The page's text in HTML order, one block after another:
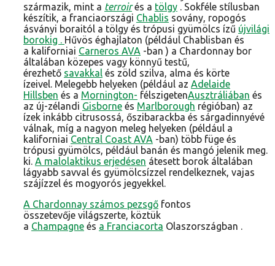
származik, mint a terroirés a tölgy . Sokféle stílusban
készítik, a franciaországi Chablis sovány, ropogós
ásványi boraitól a tölgy és trópusi gyümölcs ízű újvilági
borokig . Hűvös éghajlaton (például Chablisban és
a kaliforniai Carneros AVA -ban ) a Chardonnay bor
általában közepes vagy könnyű testű,
érezhető savakkal és zöld szilva, alma és körte
ízeivel. Melegebb helyeken (például az Adelaide
Hillsben és a Mornington- félszigetenAusztráliában és
az új-zélandi Gisborne és Marlborough régióban) az
ízek inkább citrusossá, őszibarackba és sárgadinnyévé
válnak, míg a nagyon meleg helyeken (például a
kaliforniai Central Coast AVA -ban) több füge és
trópusi gyümölcs, például banán és mangó jelenik meg.
ki. A malolaktikus erjedésen átesett borok általában
lágyabb savval és gyümölcsízzel rendelkeznek, vajas
szájízzel és mogyorós jegyekkel.
A Chardonnay számos pezsgő fontos
összetevője világszerte, köztük
a Champagne és a Franciacorta Olaszországban .